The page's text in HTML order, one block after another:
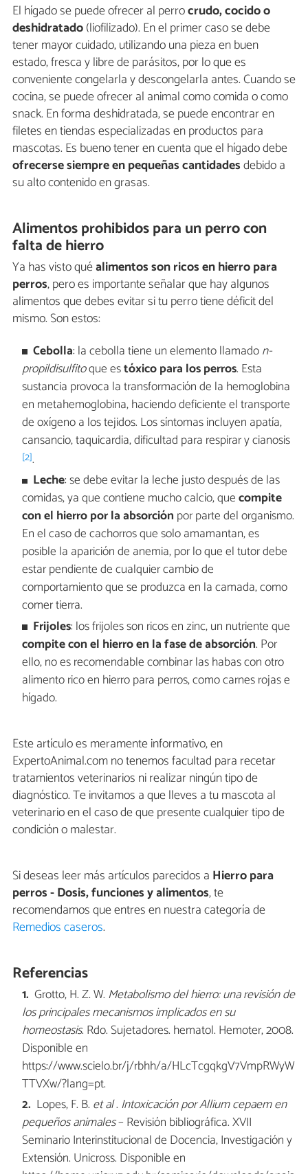
El hígado se puede ofrecer al perrocrudo, cocido o
deshidratado(liofilizado). En el primer caso se debe
tener mayor cuidado, utilizando una pieza en buen
estado, fresca y libre de parásitos, por lo que es
conveniente congelarla y descongelarla antes. Cuando se
cocina, se puede ofrecer al animal como comida o como
snack. En forma deshidratada, se puede encontrar en
filetes en tiendas especializadas en productos para
mascotas. Es bueno tener en cuenta que el hígado debe
ofrecerse siempre en pequeñas cantidadesdebido a
su alto contenido en grasas.
Alimentos prohibidos para un perro con
falta de hierro
Ya has visto quéalimentos son ricos en hierro para
perros, pero es importante señalar que hay algunos
alimentos que debes evitar si tu perro tiene déficit del
mismo. Son estos:
Cebolla: la cebolla tiene un elemento llamadon-
propildisulfitoque estóxico para los perros. Esta
sustancia provoca la transformación de la hemoglobina
en metahemoglobina, haciendo deficiente el transporte
de oxígeno a los tejidos. Los síntomas incluyen apatía,
cansancio, taquicardia, dificultad para respirar y cianosis
[2].
Leche: se debe evitar la leche justo después de las
comidas, ya que contiene mucho calcio, quecompite
con el hierro por la absorción por parte del organismo.
En el caso de cachorros que solo amamantan, es
posible la aparición de anemia, por lo que el tutor debe
estar pendiente de cualquier cambio de
comportamiento que se produzca en la camada, como
comer tierra.
Frijoles: los frijoles son ricos en zinc, un nutriente que
compite con el hierro en la fase de absorción. Por
ello, no es recomendable combinar las habas con otro
alimento rico en hierro para perros, como carnes rojas e
hígado.
Este artículo es meramente informativo, en
ExpertoAnimal.com no tenemos facultad para recetar
tratamientos veterinarios ni realizar ningún tipo de
diagnóstico. Te invitamos a que lleves a tu mascota al
veterinario en el caso de que presente cualquier tipo de
condición o malestar.
Si deseas leer más artículos parecidos a Hierro para
perros - Dosis, funciones y alimentos, te
recomendamos que entres en nuestra categoría de
Remedios caseros.
Referencias
Grotto, H. Z. W. Metabolismo del hierro: una revisión de
los principales mecanismos implicados en su
homeostasis. Rdo. Sujetadores. hematol. Hemoter, 2008.
Disponible en
https://www.scielo.br/j/rbhh/a/HLcTcgqkgV7VmpRWyW
TTVXw/?lang=pt.
Lopes, F. B. et al. Intoxicación por Allium cepaem en
pequeños animales– Revisión bibliográfica. XVII
Seminario Interinstitucional de Docencia, Investigación y
Extensión. Unicross. Disponible en